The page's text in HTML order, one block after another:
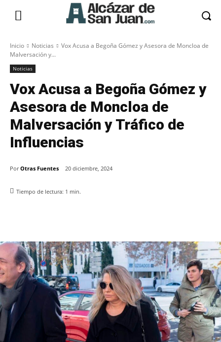
Inicio Noticias
Vox Acusa a Begoña Gómez y Asesora de Moncloa de
Malversación y...
Noticias
Vox Acusa a Begoña Gómez y
Asesora de Moncloa de
Malversación y Tráfico de
Influencias
Por Otras Fuentes 20 diciembre, 2024
Tiempo de lectura: 1 min.